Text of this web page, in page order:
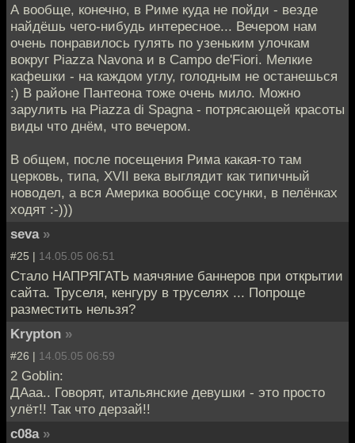
А вообще, конечно, в Риме куда не пойди - везде
найдёшь чего-нибудь интересное... Вечером нам
очень понравилось гулять по узеньким улочкам
вокруг Piazza Navona и в Campo de'Fiori. Мелкие
кафешки - на каждом углу, голодным не останешься
:) В районе Пантеона тоже очень мило. Можно
зарулить на Piazza di Spagna - потрясающей красоты
виды что днём, что вечером.
В общем, после посещения Рима какая-то там
церковь, типа, XVII века выглядит как типичный
новодел, а вся Америка вообще сосунки, в пелёнках
ходят :-)))
seva »
#25 | 14.05.05 06:51
Стало НАПРЯГАТЬ маячяние баннеров при открытии
сайта. Труселя, кенгуру в труселях ... Попроще
разместить нельзя?
Krypton »
#26 | 14.05.05 06:59
2 Goblin:
ДАаа.. Говорят, итальянские девушки - это просто
улёт!! Так что дерзай!!
c08a »